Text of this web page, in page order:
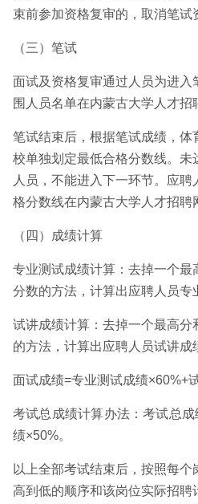
束前参加资格复审的，取消笔试
（三）笔试
面试及资格复审通过人员为进
围人员名单在内蒙古大学人才招
笔试结束后，根据笔试成绩，体
校单独划定最低合格分数线。
人员，不能进入下一环节。应
格分数线在内蒙古大学人才招聘
（四）成绩计算
专业测试成绩计算：去掉一个最
分数的方法，计算出应聘人员专
试讲成绩计算：去掉一个最高分
的方法，计算出应聘人员试讲成
面试成绩=专业测试成绩×60%+
考试总成绩计算办法：考试总
绩×50%。
以上全部考试结束后，按照每
高到低的顺序和该岗位实际招聘